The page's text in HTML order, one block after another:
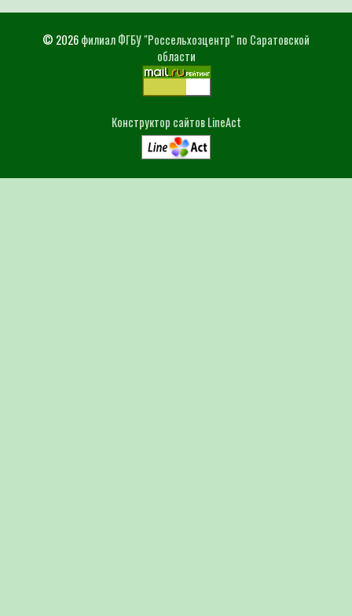
© 2026 филиал ФГБУ "Россельхозцентр" по Саратовской
области
Конструктор сайтов LineAct